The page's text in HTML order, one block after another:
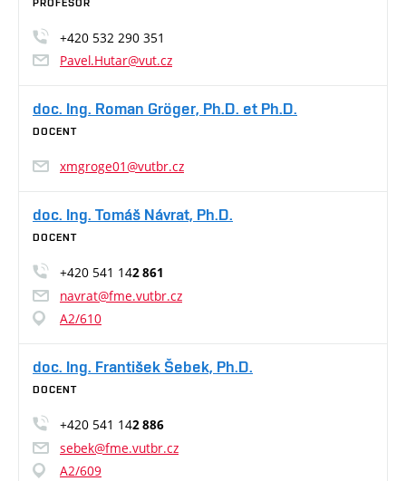
PROFESOR
+420 532 290 351
Pavel.Hutar@vut.cz
doc. Ing. Roman Gröger, Ph.D. et Ph.D.
DOCENT
xmgroge01@vutbr.cz
doc. Ing. Tomáš Návrat, Ph.D.
DOCENT
+420 541 142 861
navrat@fme.vutbr.cz
A2/610
doc. Ing. František Šebek, Ph.D.
DOCENT
+420 541 142 886
sebek@fme.vutbr.cz
A2/609